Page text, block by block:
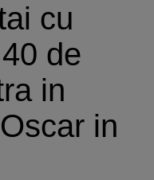
cu
de
in
in